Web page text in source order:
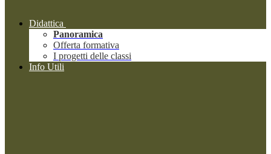
Didattica
Panoramica
Offerta formativa
I progetti delle classi
Info Utili